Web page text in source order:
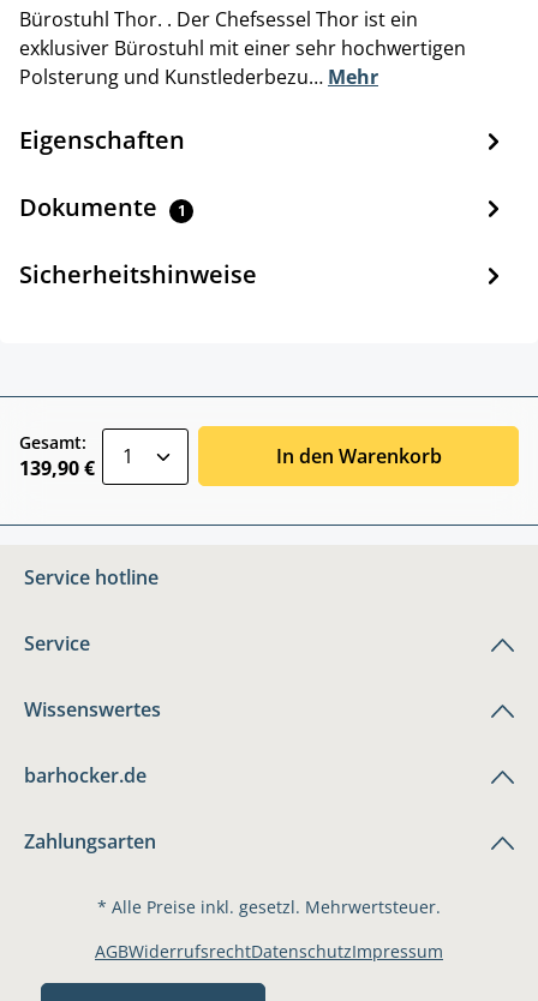
Bürostuhl Thor. . Der Chefsessel Thor ist ein
exklusiver Bürostuhl mit einer sehr hochwertigen
Polsterung und Kunstlederbezu… Mehr
Eigenschaften
Dokumente 1
Sicherheitshinweise
Gesamt:
139,90 € In den Warenkorb
Service hotline
Service
Wissenswertes
barhocker.de
Zahlungsarten
* Alle Preise inkl. gesetzl. Mehrwertsteuer.
AGBWiderrufsrechtDatenschutzImpressum